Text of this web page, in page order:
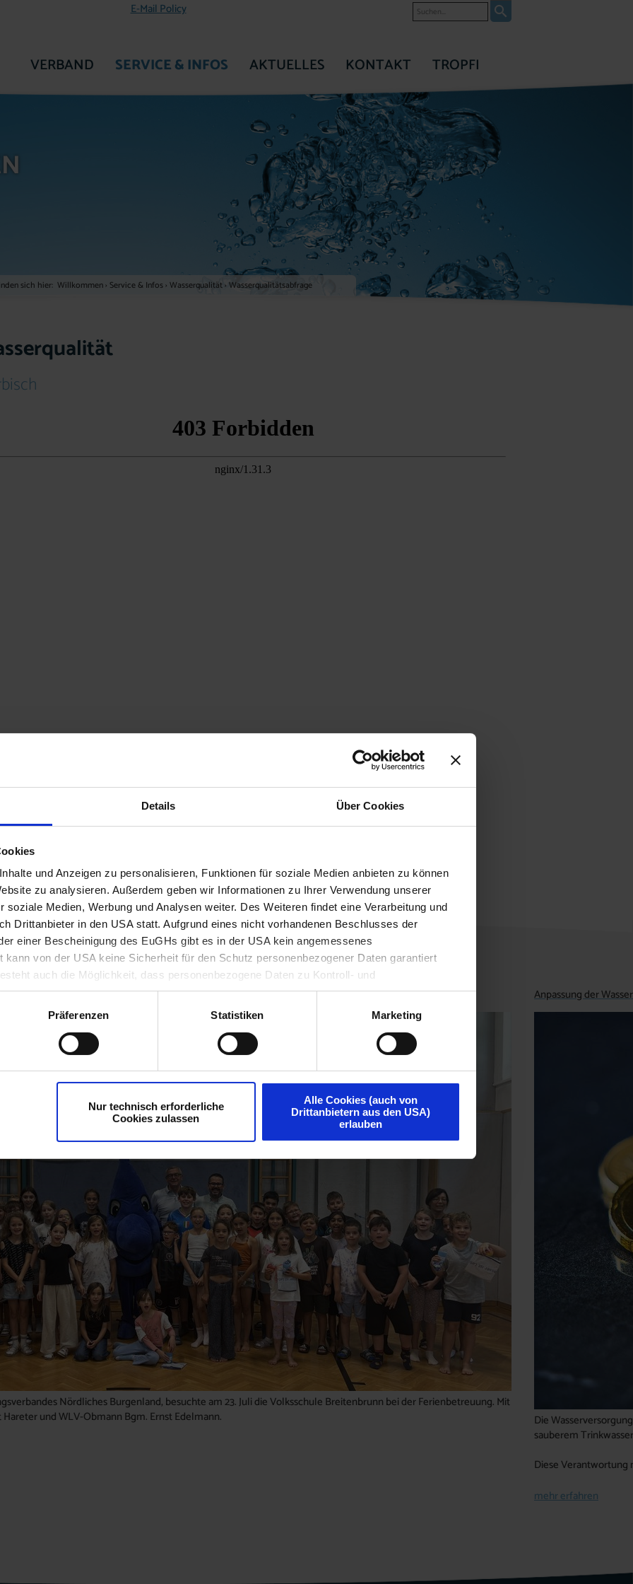
Details Über Cookies
und Anzeigen zu personalisieren, Funktionen für soziale Medien anbieten zu können
zu analysieren. Außerdem geben wir Informationen zu Ihrer Verwendung unserer
soziale Medien, Werbung und Analysen weiter. Des Weiteren findet eine Verarbeitung und
Drittanbieter in den USA statt. Aufgrund eines nicht vorhandenen Beschlusses der
einer Bescheinigung des EuGHs gibt es in der USA kein angemessenes
kann von der USA keine Sicherheit für den Schutz personenbezogener Daten garantiert
auch die Möglichkeit, dass personenbezogene Daten zu Kontroll- und
Behörden herangezogen werden.
Präferenzen Statistiken Marketing
Nur technisch erforderliche
Cookies zulassen
Alle Cookies (auch von
Drittanbietern aus den USA)
erlauben
E-Mail Policy Suche
ZUR STARTSEITE
VERBAND SERVICE & INFOS AKTUELLES KONTAKT TROPFI
sich hier: Willkommen› Service & Infos› Wasserqualität› Wasserqualitätsabfrage
der Wasserinhaltsstoffe »
AKTUELLES & PRESSEMELDUNGEN
Nördliches Burgenland, besuchte am 23. Juli die Volksschule Breitenbrunn bei der Ferienbetreuung. Mit
und WLV-Obmann Bgm. Ernst Edelmann.
Anpassung der
Die
sauberem
Diese Verantwortung
mehr erfahren